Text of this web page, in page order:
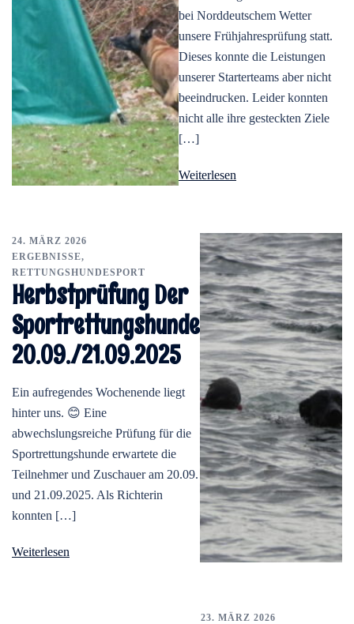
bei Norddeutschem Wetter
unsere Frühjahresprüfung statt.
Dieses konnte die Leistungen
unserer Starterteams aber nicht
beeindrucken. Leider konnten
nicht alle ihre gesteckten Ziele
[…]
Weiterlesen
24. MÄRZ 2026
ERGEBNISSE,
RETTUNGSHUNDESPORT
Herbstprüfung Der
Sportrettungshunde
20.09./21.09.2025
Ein aufregendes Wochenende liegt
hinter uns. 😊 Eine
abwechslungsreiche Prüfung für die
Sportrettungshunde erwartete die
Teilnehmer und Zuschauer am 20.09.
und 21.09.2025. Als Richterin
konnten […]
Weiterlesen
23. MÄRZ 2026